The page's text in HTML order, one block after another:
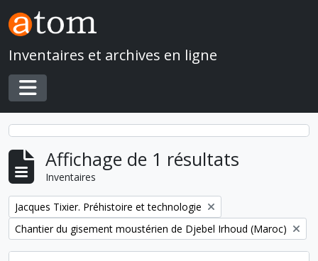
Skip to main content
Inventaires et archives en ligne
Toggle navigation
Affichage de 1 résultats
Inventaires
Remove filter:
Jacques Tixier. Préhistoire et technologie
Remove filter:
Chantier du gisement moustérien de Djebel Irhoud (Maroc)